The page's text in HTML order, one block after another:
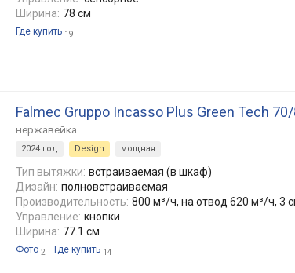
Ширина: 78 см
Где купить 19
Falmec Gruppo Incasso Plus Green Tech
нержавейка
2024 год Design мощная
Тип вытяжки: встраиваемая (в шкаф)
Дизайн: полновстраиваемая
Производительность: 800 м³/ч, на отвод 620 м³/ч, 3
Управление: кнопки
Ширина: 77.1 см
Фото 2 Где купить 14